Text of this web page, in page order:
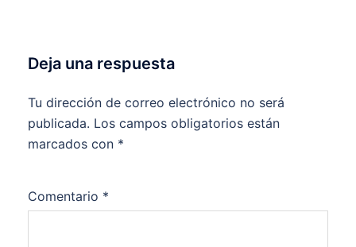
Deja una respuesta
Tu dirección de correo electrónico no será
publicada. Los campos obligatorios están
marcados con *
Comentario *